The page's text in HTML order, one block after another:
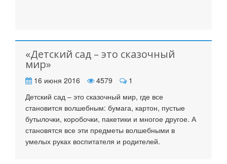
«Детский сад – это сказочный
мир»
16 июня 2016 4579
1
Детский сад – это сказочный мир, где все
становится волшебным: бумага, картон, пустые
бутылочки, коробочки, пакетики и многое другое. А
становятся все эти предметы волшебными в
умелых руках воспитателя и родителей.